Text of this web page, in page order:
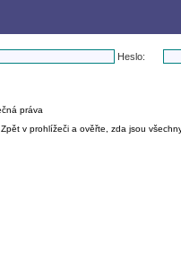
Heslo:
práva
Zpět v prohlížeči a ověřte, zda jsou